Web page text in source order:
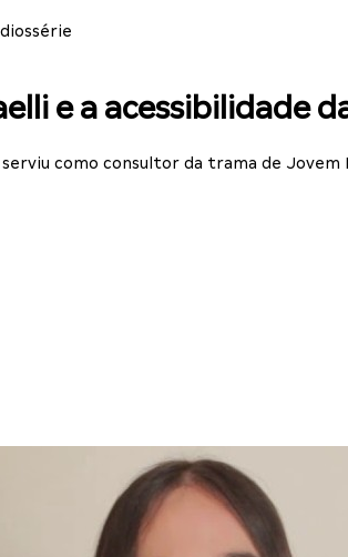
e a acessibilidade
como consultor da trama de